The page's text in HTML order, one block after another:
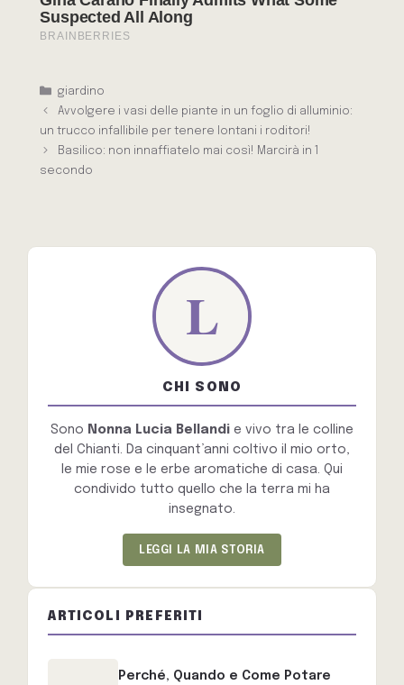
Categorie
giardino
Avvolgere i vasi delle piante in un foglio di alluminio:
un trucco infallibile per tenere lontani i roditori!
Basilico: non innaffiatelo mai così! Marcirà in 1
secondo
CHI SONO
Sono Nonna Lucia Bellandi e vivo tra le colline
del Chianti. Da cinquant’anni coltivo il mio orto,
le mie rose e le erbe aromatiche di casa. Qui
condivido tutto quello che la terra mi ha
insegnato.
LEGGI LA MIA STORIA
ARTICOLI PREFERITI
Perché, Quando e Come Potare